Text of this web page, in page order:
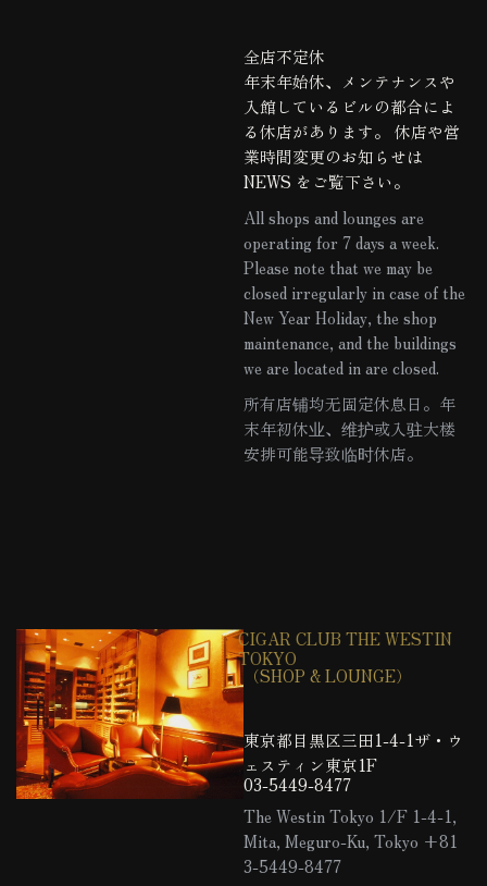
全店不定休
年末年始休、メンテナンスや
入館しているビルの都合によ
る休店があります。 休店や営
業時間変更のお知らせは
NEWS をご覧下さい。
All shops and lounges are
operating for 7 days a week.
Please note that we may be
closed irregularly in case of the
New Year Holiday, the shop
maintenance, and the buildings
we are located in are closed.
所有店铺均无固定休息日。年
末年初休业、维护或入驻大楼
安排可能导致临时休店。
CIGAR CLUB THE WESTIN
TOKYO
（SHOP & LOUNGE）
東京都目黒区三田1-4-1ザ・ウ
ェスティン東京1F
03-5449-8477
The Westin Tokyo 1/F 1-4-1,
Mita, Meguro-Ku, Tokyo +81
3-5449-8477